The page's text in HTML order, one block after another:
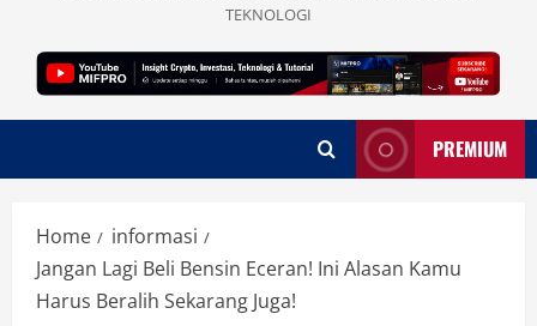
TEKNOLOGI
PREMIUM
Home
informasi
Jangan Lagi Beli Bensin Eceran! Ini Alasan Kamu
Harus Beralih Sekarang Juga!